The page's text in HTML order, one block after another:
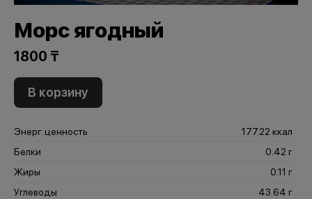
Морс ягодный
1800 ₸
В корзину
Энерг. ценность
177.22 ккал
Белки
0.42 г
Жиры
0.11 г
Углеводы
43.64 г